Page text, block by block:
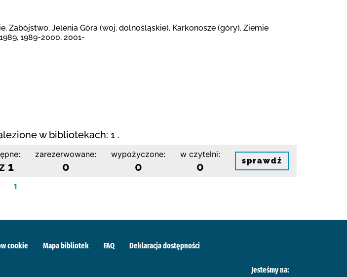
Zabójstwo, Jelenia Góra (woj. dolnośląskie), Karkonosze (góry), Ziemie
1989-2000, 2001-
w bibliotekach: 1 .
1
zarezerwowane:
0
wypożyczone:
0
w czytelni:
0 sprawdź
1
cookie Mapa bibliotek FAQ Deklaracja dostępności
Jesteśmy na: